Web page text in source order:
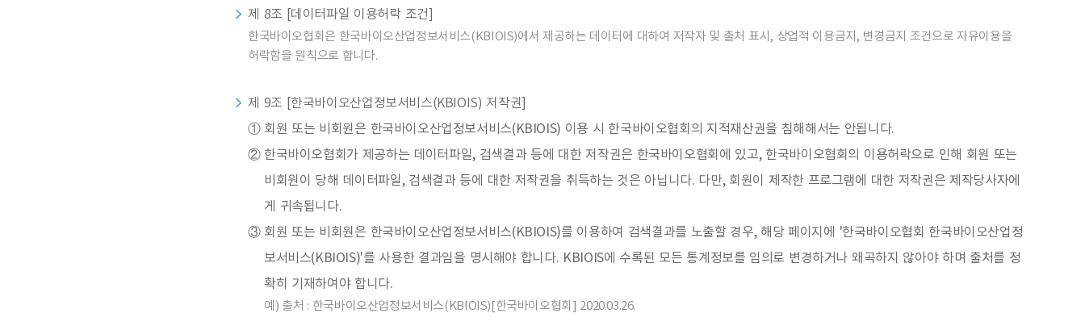
제 8조 [데이터파일 이용허락 조건]
한국바이오협회은 한국바이오산업정보서비스(KBIOIS)에서 제공하는 데이터에 대하여 저작자 및 출처 표시, 상업적 이용금지, 변경금지 조건으로 자유이용을
허락함을 원칙으로 합니다.
제 9조 [한국바이오산업정보서비스(KBIOIS) 저작권]
① 회원 또는 비회원은 한국바이오산업정보서비스(KBIOIS) 이용 시 한국바이오협회의 지적재산권을 침해해서는 안됩니다.
② 한국바이오협회가 제공하는 데이터파일, 검색결과 등에 대한 저작권은 한국바이오협회에 있고, 한국바이오협회의 이용허락으로 인해 회원 또는
비회원이 당해 데이터파일, 검색결과 등에 대한 저작권을 취득하는 것은 아닙니다. 다만, 회원이 제작한 프로그램에 대한 저작권은 제작당사자에
게 귀속됩니다.
③ 회원 또는 비회원은 한국바이오산업정보서비스(KBIOIS)를 이용하여 검색결과를 노출할 경우, 해당 페이지에 '한국바이오협회 한국바이오산업정
보서비스(KBIOIS)'를 사용한 결과임을 명시해야 합니다. KBIOIS에 수록된 모든 통계정보를 임의로 변경하거나 왜곡하지 않아야 하며 출처를 정
확히 기재하여야 합니다.
예) 출처 : 한국바이오산업정보서비스(KBIOIS)[한국바이오협회] 2020.03.26.